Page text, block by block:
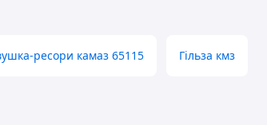
ресори камаз 65115 Гільза кмз